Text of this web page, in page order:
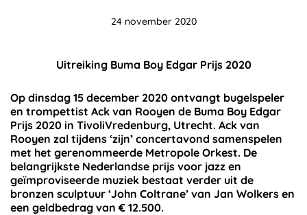
24 november 2020
Uitreiking Buma Boy Edgar Prijs 2020
Op dinsdag 15 december 2020 ontvangt bugelspeler
en trompettist Ack van Rooyen de Buma Boy Edgar
Prijs 2020 in TivoliVredenburg, Utrecht. Ack van
Rooyen zal tijdens ‘zijn’ concertavond samenspelen
met het gerenommeerde Metropole Orkest. De
belangrijkste Nederlandse prijs voor jazz en
geïmproviseerde muziek bestaat verder uit de
bronzen sculptuur ‘John Coltrane’ van Jan Wolkers en
een geldbedrag van € 12.500.